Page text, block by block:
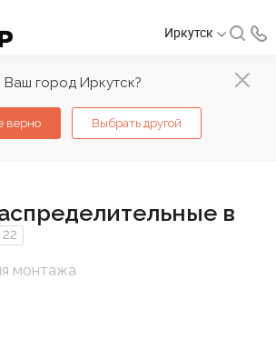
Ваш город Иркутск?
верно Выбрать другой
Иркутск
в
22
монтажа